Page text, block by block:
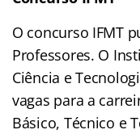
O concurso IFMT
Professores. O
Ciência e
vagas para a
Básico, Técnico e